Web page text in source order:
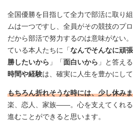
全国優勝を目指して全力で部活に取り
ムは一つですし、全員がその競技のプ
だから部活で努力するのは意味がない
ている本人たちに「なんでそんなに頑
勝したいから 」「面白いから 」と答え
時間や経験は、確実に人生を豊かにして
もちろん折れそうな時には、少し休み
楽、恋人、家族――。心を支えてくれ
進むことができると思います。